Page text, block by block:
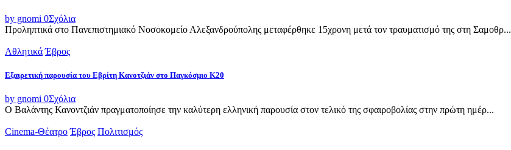
by gnomi 0Σχόλια
Προληπτικά στο Πανεπιστημιακό Νοσοκομείο Αλεξανδρούπολης μεταφέρθηκε 15χρονη μετά τον τραυματισμό της στη Σαμοθρ...
Αθλητικά Έβρος
Εξαιρετική παρουσία του Εβρίτη Κανοτζιάν στο Παγκόσμιο Κ20
by gnomi 0Σχόλια
Ο Βαλάντης Κανοντζιάν πραγματοποίησε την καλύτερη ελληνική παρουσία στον τελικό της σφαιροβολίας στην πρώτη ημέρ...
Cinema-Θέατρο Έβρος Πολιτισμός